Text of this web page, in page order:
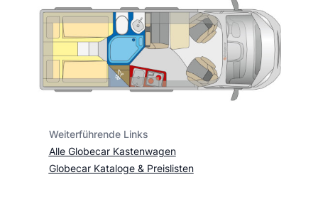
Weiterführende Links
Alle Globecar Kastenwagen
Globecar Kataloge & Preislisten